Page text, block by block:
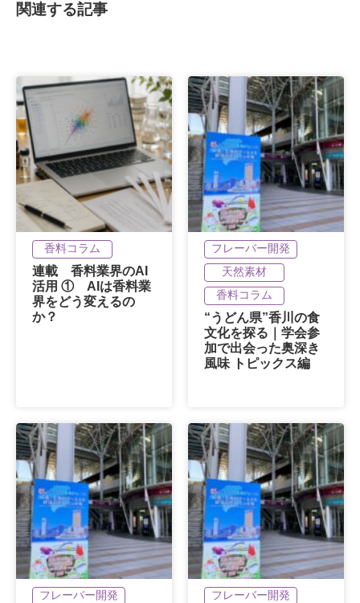
関連する記事
香料コラム
連載 香料業界のAI
活用 ① AIは香料業
界をどう変えるの
か？
フレーバー開発
天然素材
香料コラム
“うどん県”香川の食
文化を探る｜学会参
加で出会った奥深き
風味 トピックス編
フレーバー開発
フレーバー開発